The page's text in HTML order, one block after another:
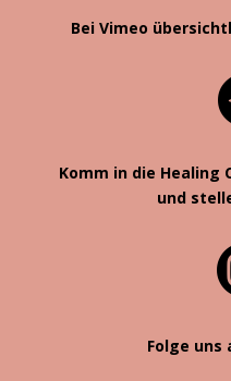
Bei Vimeo
Komm in die Healing
und
Folge